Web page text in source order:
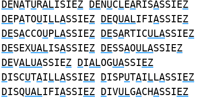
DENATURALISIEZ DENUCLEARISASSIEZ
DEPATOUILLASSIEZ DEQUALIFIASSIEZ
DESACCOUPLASSIEZ DESARTICULASSIEZ
DESEXUALISASSIEZ DESSAOULASSIEZ
DEVALUASSIEZ DIALOGUASSIEZ
DISCUTAILLASSIEZ DISPUTAILLASSIEZ
DISQUALIFIASSIEZ DIVULGACHASSIEZ